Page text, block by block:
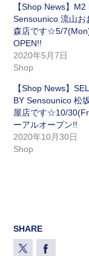
【Shop News】M2
Sensounico 流山お
森店です☆5/
OPEN!!
2020年5月7日
Shop
【Shop News】
BY Sensounico 松
屋店です☆10/
ーアルオープン!!
2020年10月30日
Shop
SHARE